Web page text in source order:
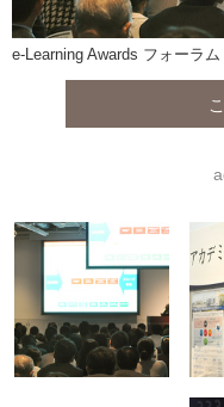
e-Learning Awards フォーラム